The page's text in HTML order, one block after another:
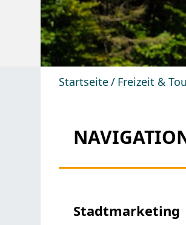
Startseite Freizeit &
Stadtmarketing